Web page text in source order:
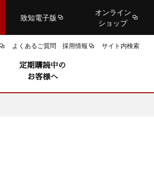
致知電子版
オンライン
ショップ
よくあるご質問 採用情報 サイト内検索
定期購読中の
お客様へ